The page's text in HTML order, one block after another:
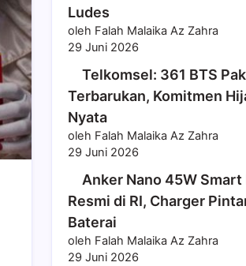
Ludes
oleh Falah Malaika Az Zahra
29 Juni 2026
Telkomsel: 361 BTS
Terbarukan, Komitmen
Nyata
oleh Falah Malaika Az Zahra
29 Juni 2026
Anker Nano 45W Smart
Resmi di RI, Charger
Baterai
oleh Falah Malaika Az Zahra
29 Juni 2026